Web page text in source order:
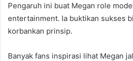
Pengaruh ini buat Megan role
entertainment. Ia buktikan sukses
korbankan prinsip.
Banyak fans inspirasi lihat Megan